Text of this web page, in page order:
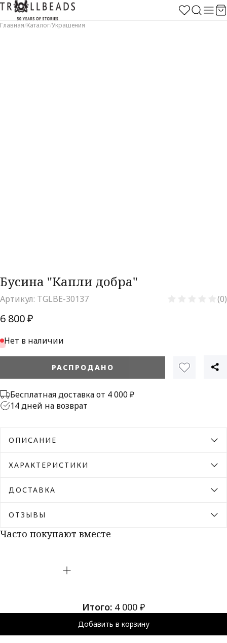
Главная/Каталог/Украшения
Бусина "Капли добра"
Артикул: TGLBE-30137 (0)
6 800 ₽
Нет в наличии
РАСПРОДАНО
Бесплатная доставка от 4 000 ₽
14 дней на возврат
ОПИСАНИЕ
ХАРАКТЕРИСТИКИ
ДОСТАВКА
ОТЗЫВЫ
Часто покупают вместе
Итого: 4 000 ₽
Добавить в корзину